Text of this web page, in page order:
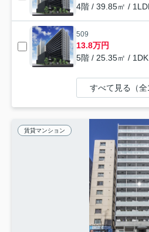
4階 / 39.85㎡ /
509
13.8万円
5階 / 25.35㎡ / 1DK
すべて見る（全
賃貸マンション